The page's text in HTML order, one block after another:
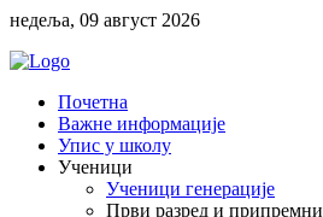
недеља, 09 август 2026
Почетна
Важне информације
Упис у школу
Ученици
Ученици генерације
Први разред и припремни